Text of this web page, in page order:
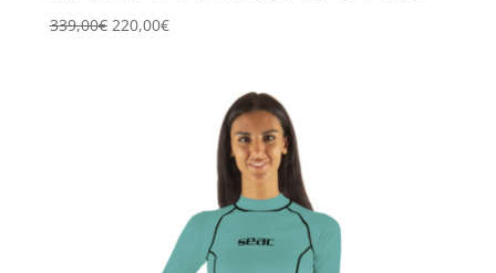
339,00€ Il
220,00€Il
220,00€.